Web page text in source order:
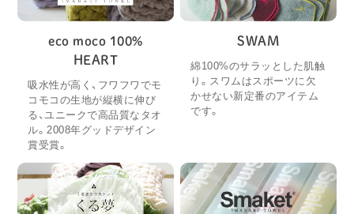
eco moco 100%
HEART
吸水性が高く、フワフワでモ
コモコの生地が縦横に伸び
る、ユニークで高品質なタオ
ル。2008年グッドデザイン
賞受賞。
SWAM
綿100%のサラッとした肌触
り。スワムはスポーツに欠
かせない新定番のアイテム
です。